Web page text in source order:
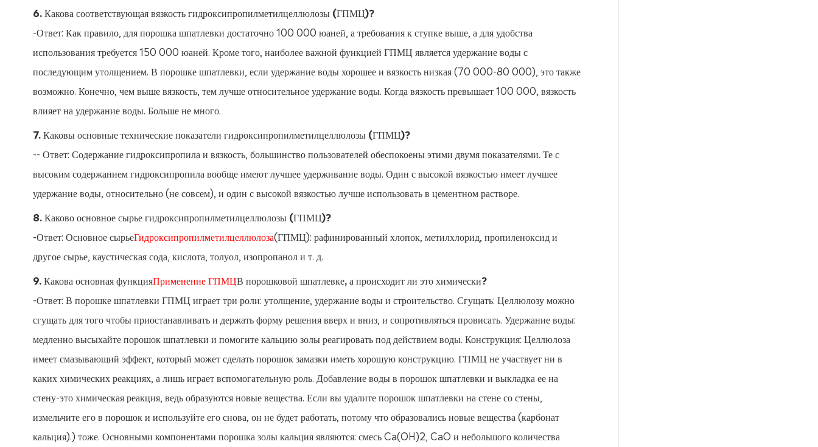
6. Какова соответствующая вязкость гидроксипропилметилцеллюлозы (ГПМЦ)?
-Ответ: Как правило, для порошка шпатлевки достаточно 100 000 юаней, а требования к ступке выше, а для удобства
использования требуется 150 000 юаней. Кроме того, наиболее важной функцией ГПМЦ является удержание воды с
последующим утолщением. В порошке шпатлевки, если удержание воды хорошее и вязкость низкая (70 000-80 000), это также
возможно. Конечно, чем выше вязкость, тем лучше относительное удержание воды. Когда вязкость превышает 100 000, вязкость
влияет на удержание воды. Больше не много.
7. Каковы основные технические показатели гидроксипропилметилцеллюлозы (ГПМЦ)?
-- Ответ: Содержание гидроксипропила и вязкость, большинство пользователей обеспокоены этими двумя показателями. Те с
высоким содержанием гидроксипропила вообще имеют лучшее удерживание воды. Один с высокой вязкостью имеет лучшее
удержание воды, относительно (не совсем), и один с высокой вязкостью лучше использовать в цементном растворе.
8. Каково основное сырье гидроксипропилметилцеллюлозы (ГПМЦ)?
-Ответ: Основное сырьеГидроксипропилметилцеллюлоза(ГПМЦ): рафинированный хлопок, метилхлорид, пропиленоксид и
другое сырье, каустическая сода, кислота, толуол, изопропанол и т. д.
9. Какова основная функцияПрименение ГПМЦВ порошковой шпатлевке, а происходит ли это химически?
-Ответ: В порошке шпатлевки ГПМЦ играет три роли: утолщение, удержание воды и строительство. Сгущать: Целлюлозу можно
сгущать для того чтобы приостанавливать и держать форму решения вверх и вниз, и сопротивляться провисать. Удержание воды:
медленно высыхайте порошок шпатлевки и помогите кальцию золы реагировать под действием воды. Конструкция: Целлюлоза
имеет смазывающий эффект, который может сделать порошок замазки иметь хорошую конструкцию. ГПМЦ не участвует ни в
каких химических реакциях, а лишь играет вспомогательную роль. Добавление воды в порошок шпатлевки и выкладка ее на
стену-это химическая реакция, ведь образуются новые вещества. Если вы удалите порошок шпатлевки на стене со стены,
измельчите его в порошок и используйте его снова, он не будет работать, потому что образовались новые вещества (карбонат
кальция).) тоже. Основными компонентами порошка золы кальция являются: смесь Ca(OH)2, CaO и небольшого количества